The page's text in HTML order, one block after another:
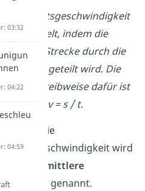
ermittelt, indem die
Strecke durch die
Zeit geteilt wird. Die
Schreibweise dafür ist
dann: v = s / t.
Die
wird
mittlere
genannt.
03:32
04:22
04:59